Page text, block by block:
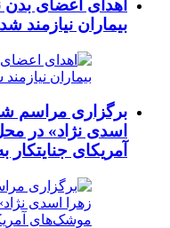
اهدای اعضای
بیماران نیازمند شد
برگزاری مراسم
اسدی نژاد» در
آمریکای جنایتکار